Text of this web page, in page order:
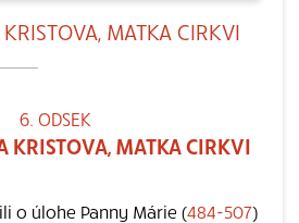
MATKA CIRKVI
6. ODSEK
KRISTOVA, MATKA CIRKVI
o úlohe Panny Márie (484-507)